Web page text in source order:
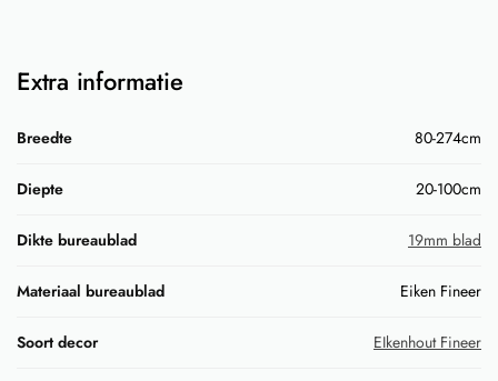
Extra informatie
Breedte 80-274cm
Diepte 20-100cm
Dikte bureaublad 19mm blad
Materiaal bureaublad Eiken Fineer
Soort decor EIkenhout Fineer